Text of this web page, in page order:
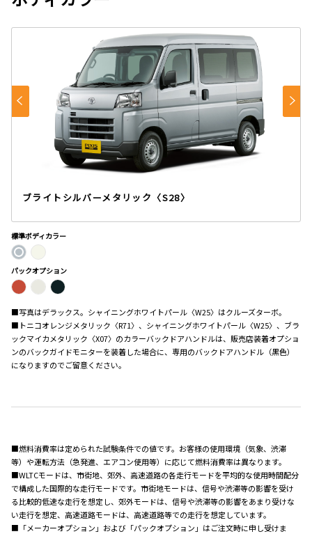
ブライトシルバーメタリック〈S28〉
標準ボディカラー
パックオプション
■写真はデラックス。シャイニングホワイトパール〈W25〉はクルーズターボ。
■トニコオレンジメタリック〈R71〉、シャイニングホワイトパール〈W25〉、ブラ
ックマイカメタリック〈X07〉のカラーバックドアハンドルは、販売店装着オプショ
ンのバックガイドモニターを装着した場合に、専用のバックドアハンドル（黒色）
になりますのでご留意ください。
■燃料消費率は定められた試験条件での値です。お客様の使用環境（気象、渋滞
等）や運転方法（急発進、エアコン使用等）に応じて燃料消費率は異なります。
■WLTCモードは、市街地、郊外、高速道路の各走行モードを平均的な使用時間配分
で構成した国際的な走行モードです。市街地モードは、信号や渋滞等の影響を受け
る比較的低速な走行を想定し、郊外モードは、信号や渋滞等の影響をあまり受けな
い走行を想定、高速道路モードは、高速道路等での走行を想定しています。
■「メーカーオプション」および「パックオプション」はご注文時に申し受けま